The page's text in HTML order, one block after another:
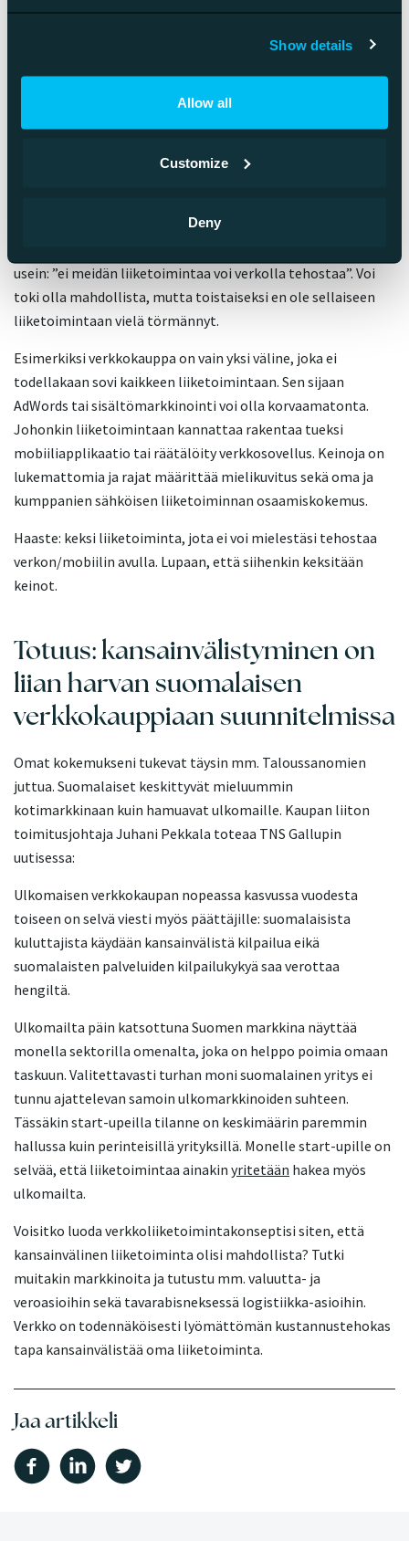
Show details
Allow all
Customize
Deny
digitaalinen sisältö. Keskity verkkokaupankäyntikonseptisi
Totuus: kaikkea liiketoimintaa voi
tehostaa verkon avulla
mutta ajattelin, että muutama asia on vielä hyvä nostaa
usein: ”ei meidän liiketoimintaa voi verkolla tehostaa”. Voi
toki olla mahdollista, mutta toistaiseksi en ole sellaiseen
liiketoimintaan vielä törmännyt.
Esimerkiksi verkkokauppa on vain yksi väline, joka ei
todellakaan sovi kaikkeen liiketoimintaan. Sen sijaan
AdWords tai sisältömarkkinointi voi olla korvaamatonta.
Johonkin liiketoimintaan kannattaa rakentaa tueksi
mobiiliapplikaatio tai räätälöity verkkosovellus. Keinoja on
lukemattomia ja rajat määrittää mielikuvitus sekä oma ja
kumppanien sähköisen liiketoiminnan osaamiskokemus.
Haaste: keksi liiketoiminta, jota ei voi mielestäsi tehostaa
verkon/mobiilin avulla. Lupaan, että siihenkin keksitään
keinot.
Totuus: kansainvälistyminen on
liian harvan suomalaisen
verkkokauppiaan suunnitelmissa
Omat kokemukseni tukevat täysin mm. Taloussanomien
juttua. Suomalaiset keskittyvät mieluummin
kotimarkkinaan kuin hamuavat ulkomaille. Kaupan liiton
toimitusjohtaja Juhani Pekkala toteaa TNS Gallupin
uutisessa:
Ulkomaisen verkkokaupan nopeassa kasvussa vuodesta
toiseen on selvä viesti myös päättäjille: suomalaisista
kuluttajista käydään kansainvälistä kilpailua eikä
suomalaisten palveluiden kilpailukykyä saa verottaa
hengiltä.
Ulkomailta päin katsottuna Suomen markkina näyttää
monella sektorilla omenalta, joka on helppo poimia omaan
taskuun. Valitettavasti turhan moni suomalainen yritys ei
tunnu ajattelevan samoin ulkomarkkinoiden suhteen.
Tässäkin start-upeilla tilanne on keskimäärin paremmin
hallussa kuin perinteisillä yrityksillä. Monelle start-upille on
selvää, että liiketoimintaa ainakin yritetään hakea myös
ulkomailta.
Voisitko luoda verkkoliiketoimintakonseptisi siten, että
kansainvälinen liiketoiminta olisi mahdollista? Tutki
muitakin markkinoita ja tutustu mm. valuutta- ja
veroasioihin sekä tavarabisneksessä logistiikka-asioihin.
Verkko on todennäköisesti lyömättömän kustannustehokas
tapa kansainvälistää oma liiketoiminta.
Jaa artikkeli